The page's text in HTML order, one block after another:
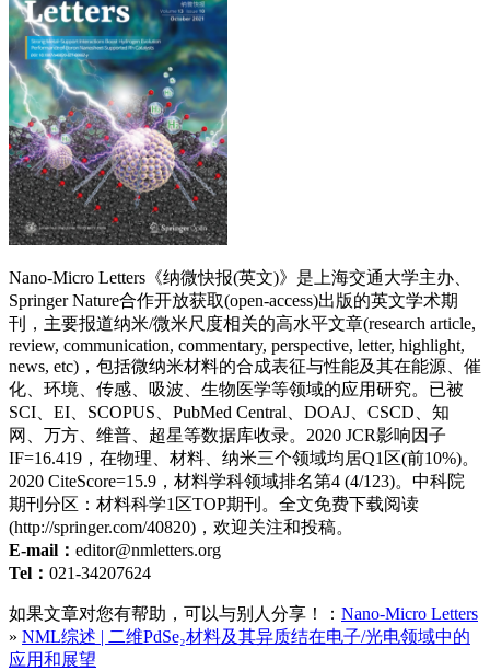
Nano-Micro Letters《纳微快报(英文)》是上海交通大学主办、
Springer Nature合作开放获取(open-access)出版的英文学术期
刊，主要报道纳米/微米尺度相关的高水平文章(research article,
review, communication, commentary, perspective, letter, highlight,
news, etc)，包括微纳米材料的合成表征与性能及其在能源、催
化、环境、传感、吸波、生物医学等领域的应用研究。已被
SCI、EI、SCOPUS、PubMed Central、DOAJ、CSCD、知
网、万方、维普、超星等数据库收录。2020 JCR影响因子
IF=16.419，在物理、材料、纳米三个领域均居Q1区(前10%)。
2020 CiteScore=15.9，材料学科领域排名第4 (4/123)。中科院
期刊分区：材料科学1区TOP期刊。全文免费下载阅读
(http://springer.com/40820)，欢迎关注和投稿。
E-mail： editor@nmletters.org
Tel： 021-34207624
如果文章对您有帮助，可以与别人分享！： Nano-Micro Letters
» NML综述 | 二维PdSe₂材料及其异质结在电子/光电领域中的
应用和展望